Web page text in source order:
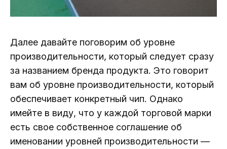
Далее давайте поговорим об уровне
производительности, который следует сразу
за названием бренда продукта. Это говорит
вам об уровне производительности, который
обеспечивает конкретный чип. Однако
имейте в виду, что у каждой торговой марки
есть свое собственное соглашение об
именовании уровней производительности —